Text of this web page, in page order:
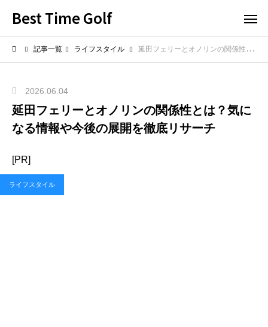
Best Time Golf
記事一覧 ライフスタイル 延田フェリーとオノリンの関係性とは？気になる情報や今後の展開を徹底リサーチ
2026.06.04
延田フェリーとオノリンの関係性とは？気に
なる情報や今後の展開を徹底リサーチ
[PR]
ライフスタイル